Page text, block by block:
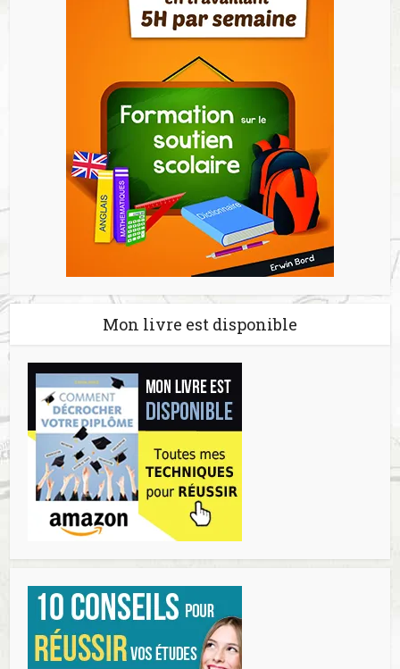
Mon livre est disponible